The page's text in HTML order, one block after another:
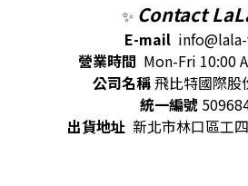
✨ Contact
E-mail
營業時間 Mon-Fri 10:00
公司名稱飛比特國際股
統一編號
出貨地址 新北市林口區工